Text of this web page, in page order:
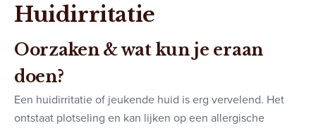
Huidirritatie
Oorzaken & wat kun je eraan
doen?
Een huidirritatie of jeukende huid is erg vervelend. Het
ontstaat plotseling en kan lijken op een allergische